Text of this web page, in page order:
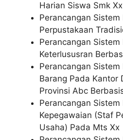
Harian Siswa Smk Xx
Perancangan
Perpustakaan
Perancangan
Keterlususran
Perancangan
Barang Pada Kantor
Provinsi Abc
Perancangan Sistem
Kepegawaian (Staf
Usaha) Pada Mts Xx